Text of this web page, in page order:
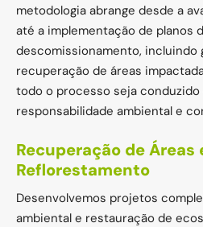
metodologia abrange desde a
até a implementação de planos
descomissionamento, incluindo
recuperação de áreas
todo o processo seja conduzido
responsabilidade ambiental e
Recuperação de Áreas
Reflorestamento
Desenvolvemos projetos
ambiental e restauração de